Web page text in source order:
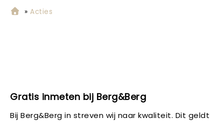
»Acties
Gratis inmeten bij Berg&Berg
Bij Berg&Berg in streven wij naar kwaliteit. Dit geldt